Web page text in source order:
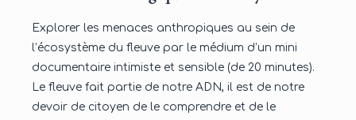
Explorer les menaces anthropiques au sein de
l’écosystème du fleuve par le médium d’un mini
documentaire intimiste et sensible (de 20 minutes).
Le fleuve fait partie de notre ADN, il est de notre
devoir de citoyen de le comprendre et de le